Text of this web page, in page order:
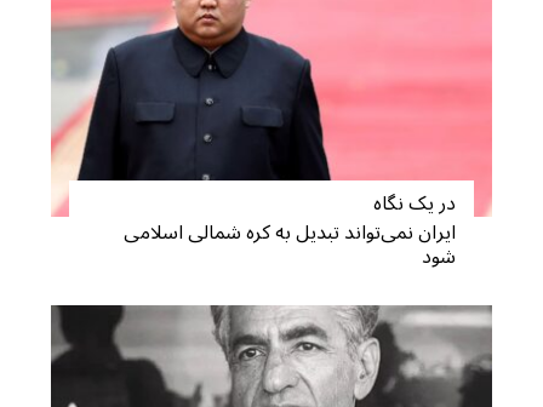
در یک نگاه
ایران نمی‌تواند تبدیل به کره شمالی اسلامی
شود